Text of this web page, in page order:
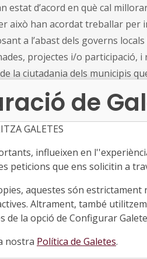
estat d’acord en què cal
això han acordat treballar per
a l’abast dels governs
projectes i/o participació,
la ciutadania dels municipis
i propostes
fent seguiment a les
això es podria reforçar
la Unió Europea i Acció
a Barcelona, per tractar
Finalment, s’ha
al món.
de
GALETES
influeixen en
peticions que ens solicitin a
aquestes són
Altrament, també
de la opció de Configurar
nostra Política de Galetes.